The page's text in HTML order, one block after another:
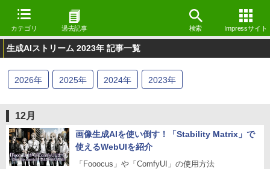
カテゴリ 過去記事 検索 Impressサイト
生成AIストリーム 2023年 記事一覧
2026年 2025年 2024年 2023年
12月
画像生成AIを使い倒す！「Stability Matrix」で
使えるWebUIを紹介
「Fooocus」や「ComfyUI」の使用方法